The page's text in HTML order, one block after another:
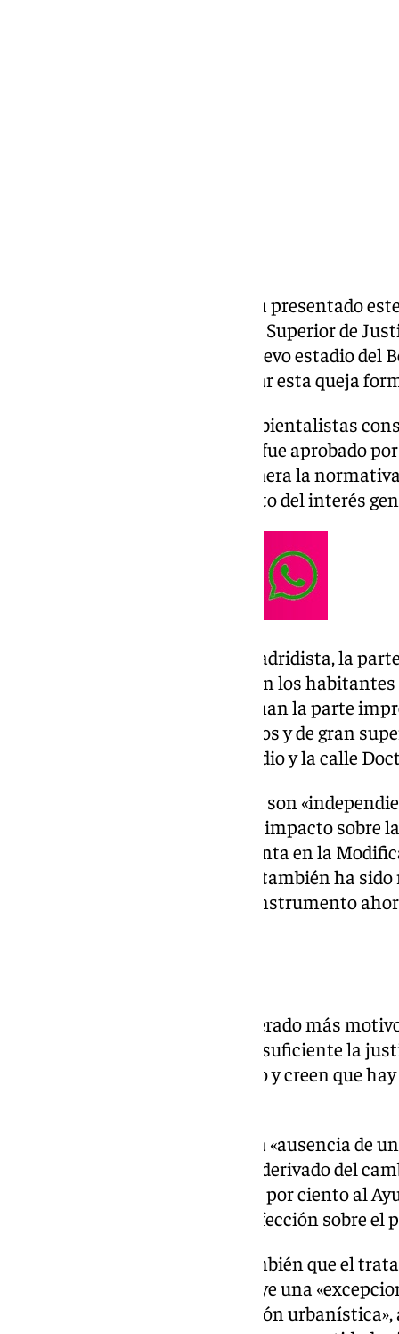
Ecologistas en Acción Sevilla ha presentado
administrativo ante el Tribunal Superior de
el Estudio de Ordenación del nuevo estadio del
ya conocía que se iba a presentar esta queja
La confederación de grupos ambientalistas
planeamiento urbanístico, que fue aprobado
pasado mes de septiembre, vulnera la
intereses privados en detrimento del interés
Como sucediera con el feudo madridista, la
es que, en este caso, también son los
este recurso. De hecho, conforman la parte
pone el foco en los usos terciarios y de gran
municipal situada entre el estadio y la calle
El comunicado indica que estos son
que supondrán un «importante impacto sobre
Además, el documento se sustenta en la
planeamiento urbanístico, que también ha sido
organización considera que el instrumento
La entidad ecologista ha enumerado más
decisión, y es que consideran insuficiente la
urbana que pretende el proyecto y creen que
Además, entienden que hay una «ausencia de
aprovechamiento urbanístico» derivado del
correspondiente cesión del diez por ciento al
«insuficiente evaluación de la afección sobre el
Los recurrentes consideran también que el
Sevilla a este proyecto constituye una
principios que rigen la ordenación